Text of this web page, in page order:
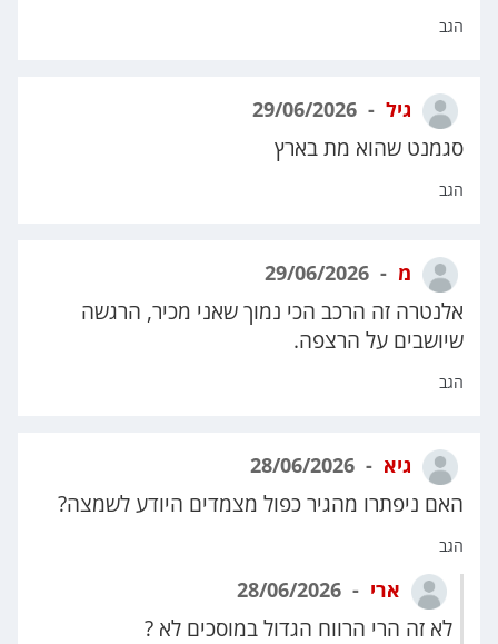
הגב
גיל
סגמנט שהוא מת בארץ
הגב
מ
אלנטרה זה הרכב הכי נמוך שאני מכיר, הרגשה
שיושבים על הרצפה.
הגב
גיא
האם ניפתרו מהגיר כפול מצמדים היודע לשמצה?
הגב
ארי
לא זה הרי הרווח הגדול במוסכים לא ?